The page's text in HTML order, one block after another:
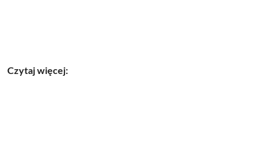
Czytaj więcej: